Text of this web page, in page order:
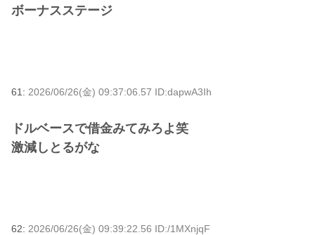
ボーナスステージ
61: 2026/06/26(金) 09:37:06.57 ID:dapwA3Ih
ドルベースで借金みてみろよ笑
激減しとるがな
62: 2026/06/26(金) 09:39:22.56 ID:/1MXnjqF